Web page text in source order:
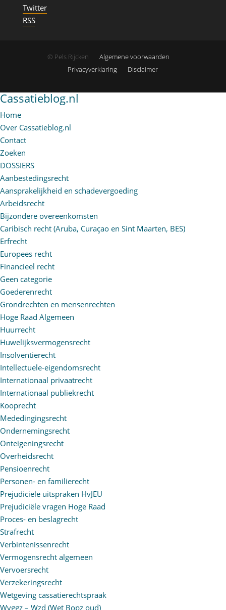
Twitter
RSS
© Pels Rijcken
Algemene voorwaarden
Privacyverklaring
Disclaimer
Cassatieblog.nl
Home
Over Cassatieblog.nl
Contact
Zoeken
DOSSIERS
Aanbestedingsrecht
Aansprakelijkheid en schadevergoeding
Arbeidsrecht
Bijzondere overeenkomsten
Caribisch recht (Aruba, Curaçao en Sint Maarten, BES)
Erfrecht
Europees recht
Financieel recht
Geen categorie
Goederenrecht
Grondrechten en mensenrechten
Hoge Raad Algemeen
Huurrecht
Huwelijksvermogensrecht
Insolventierecht
Intellectuele-eigendomsrecht
Internationaal privaatrecht
Internationaal publiekrecht
Kooprecht
Mededingingsrecht
Ondernemingsrecht
Onteigeningsrecht
Overheidsrecht
Pensioenrecht
Personen- en familierecht
Prejudiciële uitspraken HvJEU
Prejudiciële vragen Hoge Raad
Proces- en beslagrecht
Strafrecht
Verbintenissenrecht
Vermogensrecht algemeen
Vervoersrecht
Verzekeringsrecht
Wetgeving cassatierechtspraak
Wvggz – Wzd (Wet Bopz oud)